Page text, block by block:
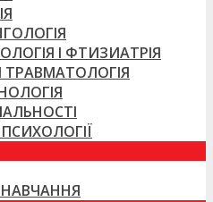
І ФТИЗИАТРІЯ
ТРАВМАТОЛОГІЯ